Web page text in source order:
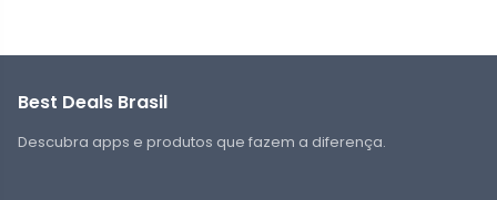
Best Deals Brasil
Descubra apps e produtos que fazem a diferença.